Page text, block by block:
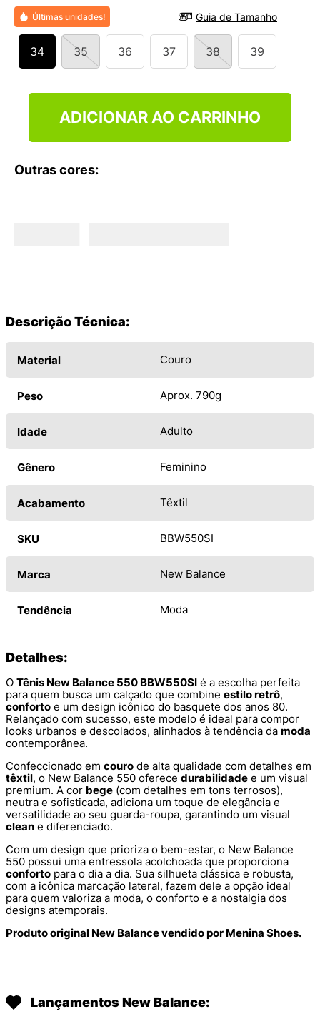
Últimas unidades! Guia de Tamanho
34 35 36 37 38 39
ADICIONAR AO CARRINHO
Outras cores:
Descrição Técnica:
Material Couro
Peso Aprox. 790g
Idade Adulto
Gênero Feminino
Acabamento Têxtil
SKU BBW550SI
Marca New Balance
Tendência Moda
Detalhes:
O Tênis New Balance 550 BBW550SI é a escolha perfeita
para quem busca um calçado que combine estilo retrô,
conforto e um design icônico do basquete dos anos 80.
Relançado com sucesso, este modelo é ideal para compor
looks urbanos e descolados, alinhados à tendência da moda
contemporânea.
Confeccionado em couro de alta qualidade com detalhes em
têxtil, o New Balance 550 oferece durabilidade e um visual
premium. A cor bege (com detalhes em tons terrosos),
neutra e sofisticada, adiciona um toque de elegância e
versatilidade ao seu guarda-roupa, garantindo um visual
clean e diferenciado.
Com um design que prioriza o bem-estar, o New Balance
550 possui uma entressola acolchoada que proporciona
conforto para o dia a dia. Sua silhueta clássica e robusta,
com a icônica marcação lateral, fazem dele a opção ideal
para quem valoriza a moda, o conforto e a nostalgia dos
designs atemporais.
Produto original New Balance vendido por Menina Shoes.
Lançamentos New Balance:
9º
VEJA COUNTRY
10º NEW 530